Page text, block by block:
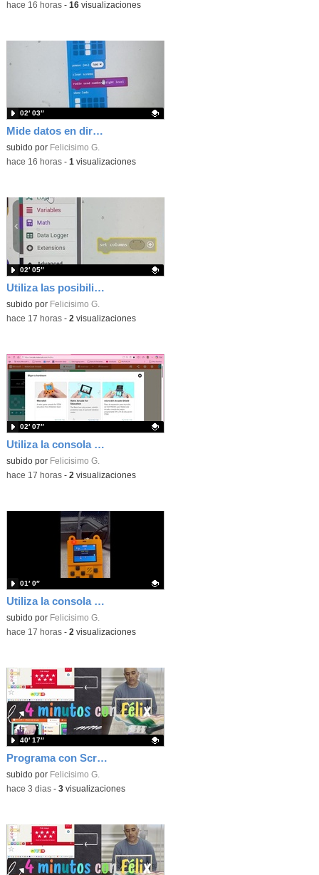
-hace 16 horas- 16visualizaciones
Mide datos en directo usando tu placa microbit y programando con MakeCode dos placas conectadas por radio
Contenido educativo.
subido por Felicisimo G.
02′ 03″
-hace 16 horas- 1 visualizaciones
Utiliza las posibilidades de tu microbit programando com MakeCode para medir temperatura y nivel de luz con Datalogger
Contenido educativo.
subido por Felicisimo G.
02′ 05″
-hace 17 horas- 2 visualizaciones
Utiliza la consola Mewbit de Kittenbot para llevar tus juegos arcade de MakeCode a tu mano
Contenido educativo.
subido por Felicisimo G.
02′ 07″
-hace 17 horas- 2 visualizaciones
Utiliza la consola Meowbit de KIttenbot para jugar con tus programas MakeCode Arcade
Contenido educativo.
subido por Felicisimo G.
01′ 0″
-hace 17 horas- 2 visualizaciones
Programa con Scratch, 8 diferentes juegos para vivir la emoción de los partidos de España en el mundial 2026
Contenido educativo.
subido por Felicisimo G.
40′ 17″
-hace 3 dias- 3visualizaciones